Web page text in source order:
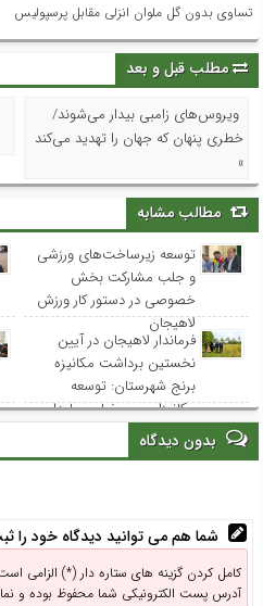
تساوی بدون گل ملوان انزلی مقابل پرسپولیس
مطلب قبل و بعد
ویروس‌های زامبی بیدار می‌شوند/
خطری پنهان که جهان را تهدید می‌کند
»
مطالب مشابه
توسعه زیرساخت‌های ورزشی
و جلب مشارکت بخش
خصوصی در دستور کار ورزش
لاهیجان
فرماندار لاهیجان در آیین
نخستین برداشت مکانیزه
برنج شهرستان: توسعه
مکانیزاسیون، ضامن پایداری
تولید برنج و حمایت از
کشاورزان است
بدون دیدگاه
شما هم می توانید دیدگاه خود را
کامل کردن گزینه های ستاره دار (*) الزامی
آدرس پست الکترونیکی شما محفوظ بوده و